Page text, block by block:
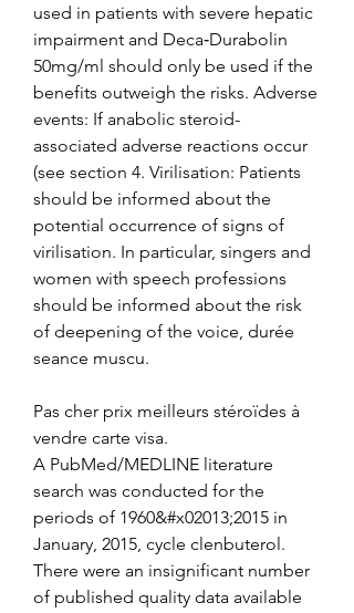
used in patients with severe hepatic
impairment and Deca‑Durabolin
50mg/ml should only be used if the
benefits outweigh the risks. Adverse
events: If anabolic steroid-
associated adverse reactions occur
(see section 4. Virilisation: Patients
should be informed about the
potential occurrence of signs of
virilisation. In particular, singers and
women with speech professions
should be informed about the risk
of deepening of the voice, durée
seance muscu.
Pas cher prix meilleurs stéroïdes à
vendre carte visa.
A PubMed/MEDLINE literature
search was conducted for the
periods of 1960&#x02013;2015 in
January, 2015, cycle clenbuterol.
There were an insignificant number
of published quality data available